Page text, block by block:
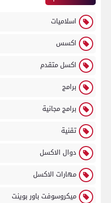
اسلاميات
اكسس
اكسل متقدم
برامج
برامج مجانية
تقنية
دوال الاكسل
مهارات الاكسل
ميكروسوفت باور بوينت